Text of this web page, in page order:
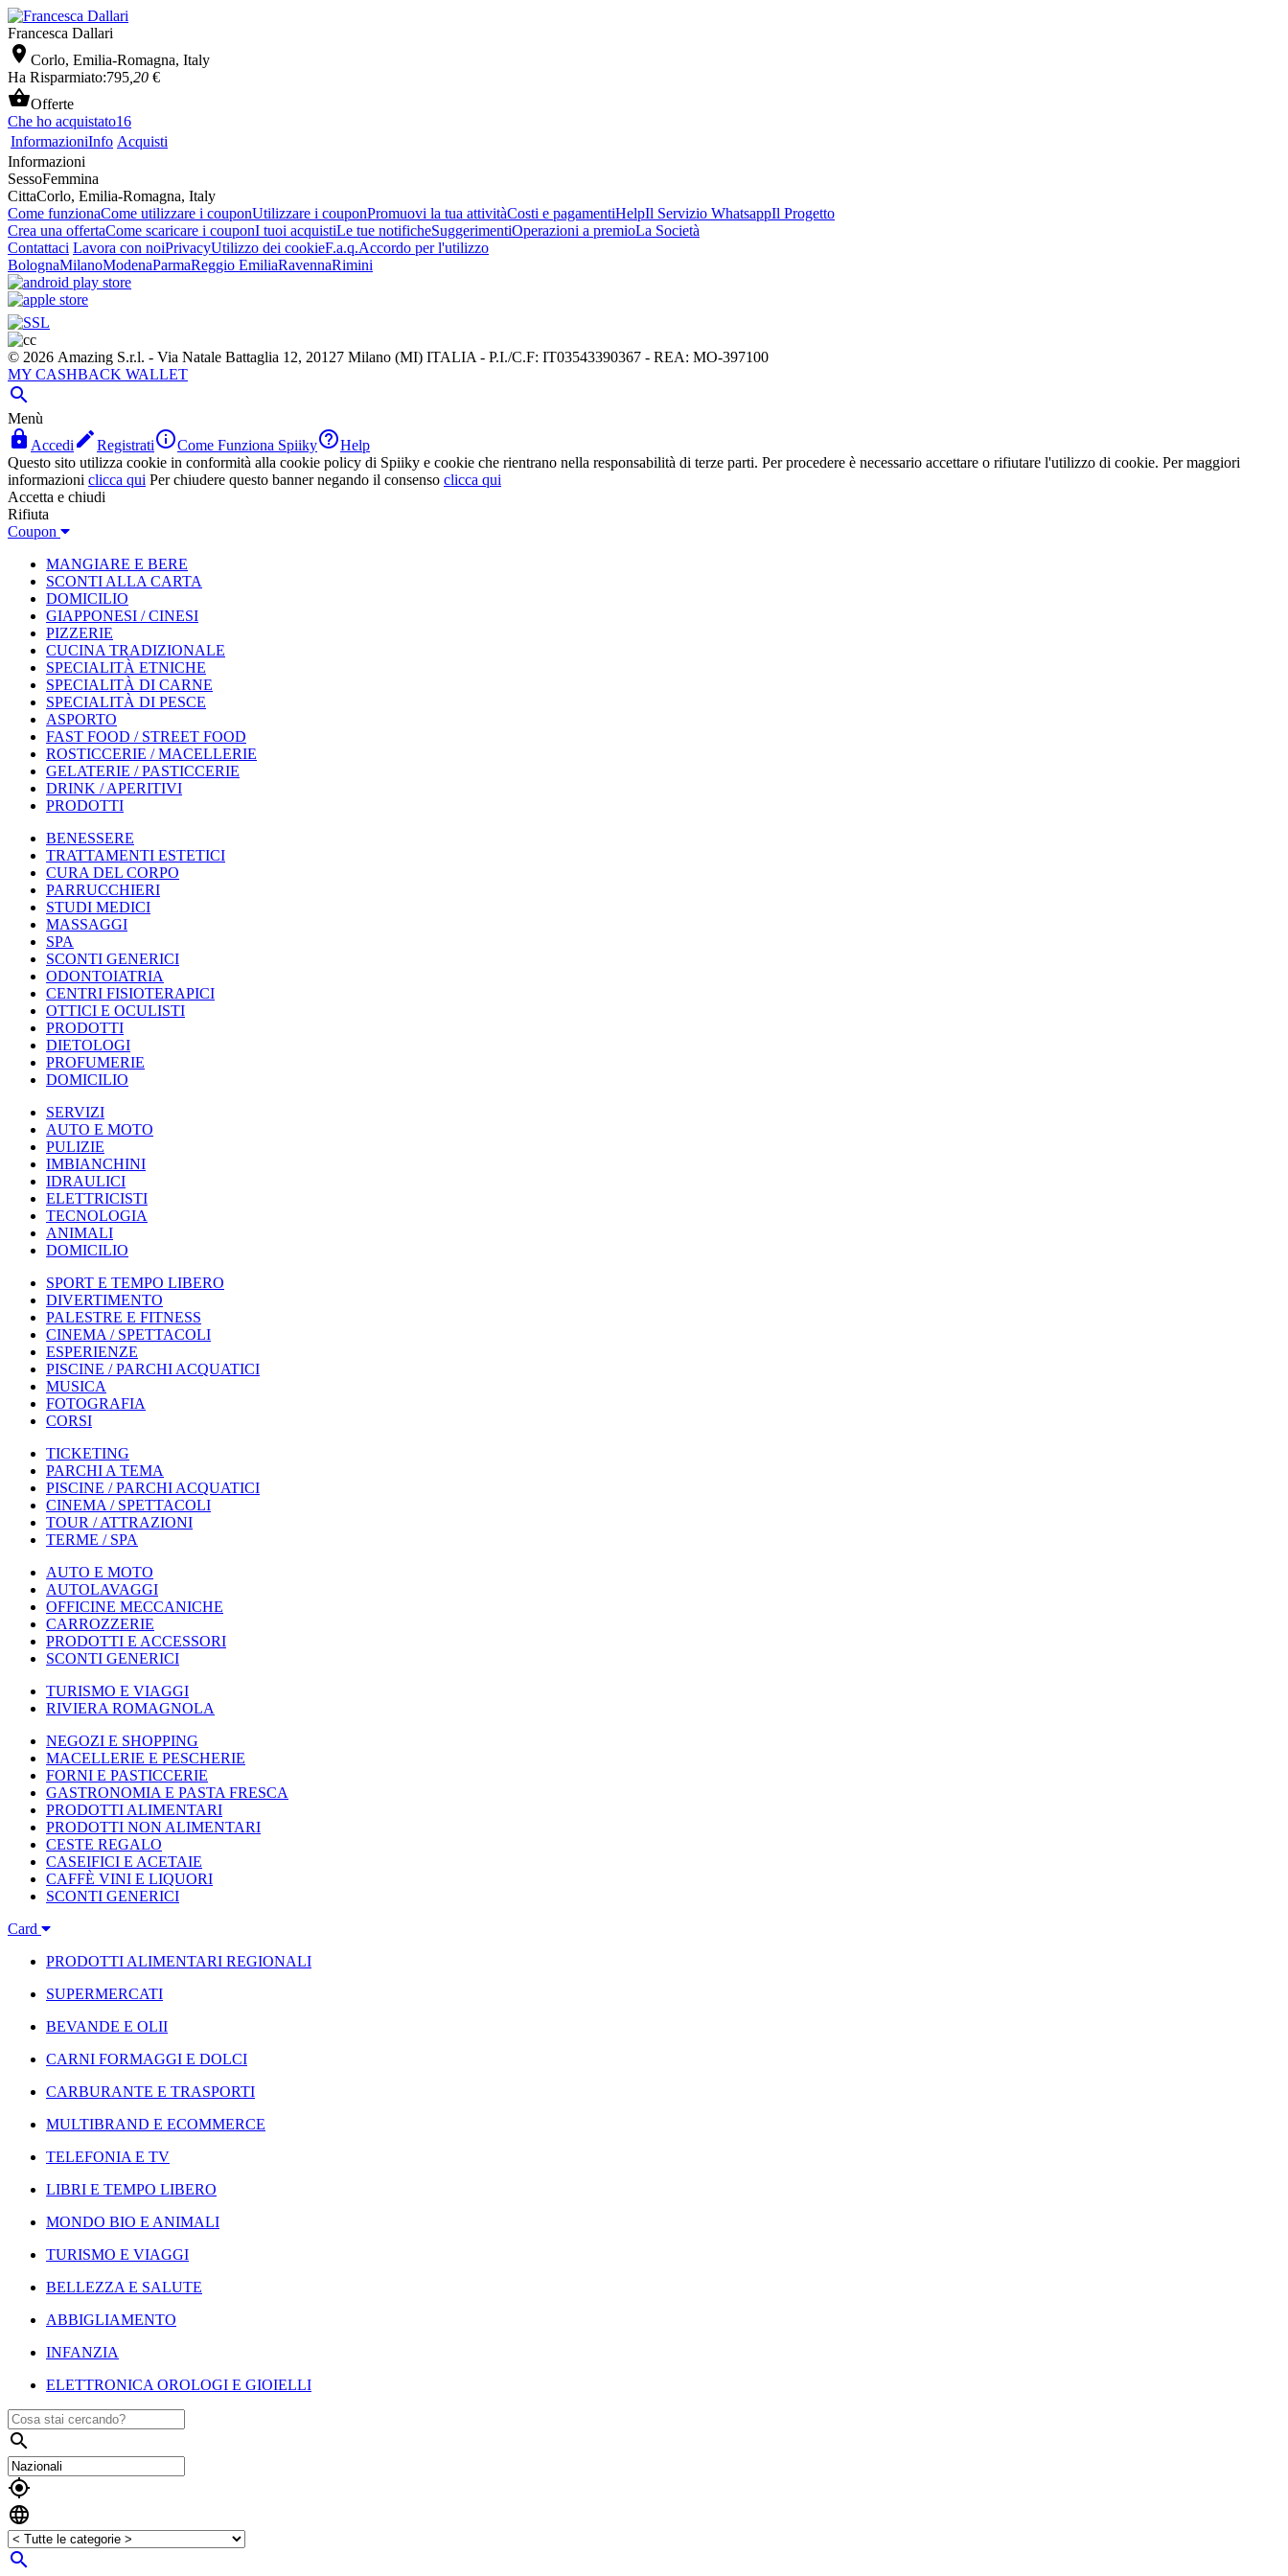
Francesca Dallari
 Corlo, Emilia-Romagna, Italy
Ha Risparmiato:795 ,20 €
Offerte
Che ho acquistato16
InformazioniInfo Acquisti
Informazioni
SessoFemmina
CittaCorlo, Emilia-Romagna, Italy
Come funzionaCome utilizzare i couponUtilizzare i couponPromuovi la tua attivitàCosti e pagamentiHelpIl Servizio WhatsappIl Progetto
Crea una offertaCome scaricare i couponI tuoi acquistiLe tue notificheSuggerimentiOperazioni a premioLa Società
Contattaci Lavora con noiPrivacyUtilizzo dei cookieF.a.q.Accordo per l'utilizzo
BolognaMilanoModenaParmaReggio EmiliaRavennaRimini
© 2026 Amazing S.r.l. - Via Natale Battaglia 12, 20127 Milano (MI) ITALIA - P.I./C.F: IT03543390367 - REA: MO-397100
MY CASHBACK WALLET

Menù
 Accedi RegistratiCome Funziona SpiikyHelp
Questo sito utilizza cookie in conformità alla cookie policy di Spiiky e cookie che rientrano nella responsabilità di terze parti. Per procedere è necessario accettare o rifiutare l'utilizzo di cookie. Per maggiori
informazioni clicca qui Per chiudere questo banner negando il consenso clicca qui
Accetta e chiudi
Rifiuta
Coupon
MANGIARE E BERE
SCONTI ALLA CARTA
DOMICILIO
GIAPPONESI / CINESI
PIZZERIE
CUCINA TRADIZIONALE
SPECIALITÀ ETNICHE
SPECIALITÀ DI CARNE
SPECIALITÀ DI PESCE
ASPORTO
FAST FOOD / STREET FOOD
ROSTICCERIE / MACELLERIE
GELATERIE / PASTICCERIE
DRINK / APERITIVI
PRODOTTI
BENESSERE
TRATTAMENTI ESTETICI
CURA DEL CORPO
PARRUCCHIERI
STUDI MEDICI
MASSAGGI
SPA
SCONTI GENERICI
ODONTOIATRIA
CENTRI FISIOTERAPICI
OTTICI E OCULISTI
PRODOTTI
DIETOLOGI
PROFUMERIE
DOMICILIO
SERVIZI
AUTO E MOTO
PULIZIE
IMBIANCHINI
IDRAULICI
ELETTRICISTI
TECNOLOGIA
ANIMALI
DOMICILIO
SPORT E TEMPO LIBERO
DIVERTIMENTO
PALESTRE E FITNESS
CINEMA / SPETTACOLI
ESPERIENZE
PISCINE / PARCHI ACQUATICI
MUSICA
FOTOGRAFIA
CORSI
TICKETING
PARCHI A TEMA
PISCINE / PARCHI ACQUATICI
CINEMA / SPETTACOLI
TOUR / ATTRAZIONI
TERME / SPA
AUTO E MOTO
AUTOLAVAGGI
OFFICINE MECCANICHE
CARROZZERIE
PRODOTTI E ACCESSORI
SCONTI GENERICI
TURISMO E VIAGGI
RIVIERA ROMAGNOLA
NEGOZI E SHOPPING
MACELLERIE E PESCHERIE
FORNI E PASTICCERIE
GASTRONOMIA E PASTA FRESCA
PRODOTTI ALIMENTARI
PRODOTTI NON ALIMENTARI
CESTE REGALO
CASEIFICI E ACETAIE
CAFFÈ VINI E LIQUORI
SCONTI GENERICI
Card
PRODOTTI ALIMENTARI REGIONALI
SUPERMERCATI
BEVANDE E OLII
CARNI FORMAGGI E DOLCI
CARBURANTE E TRASPORTI
MULTIBRAND E ECOMMERCE
TELEFONIA E TV
LIBRI E TEMPO LIBERO
MONDO BIO E ANIMALI
TURISMO E VIAGGI
BELLEZZA E SALUTE
ABBIGLIAMENTO
INFANZIA
ELETTRONICA OROLOGI E GIOIELLI



